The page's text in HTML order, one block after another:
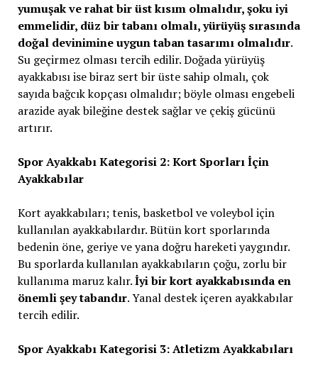
yumuşak ve rahat bir üst kısım olmalıdır, şoku iyi
emmelidir, düz bir tabanı olmalı, yürüyüş sırasında
doğal devinimine uygun taban tasarımı olmalıdır.
Su geçirmez olması tercih edilir. Doğada yürüyüş
ayakkabısı ise biraz sert bir üste sahip olmalı, çok
sayıda bağcık kopçası olmalıdır; böyle olması engebeli
arazide ayak bileğine destek sağlar ve çekiş gücünü
artırır.
Spor Ayakkabı Kategorisi 2: Kort Sporları İçin
Ayakkabılar
Kort ayakkabıları; tenis, basketbol ve voleybol için
kullanılan ayakkabılardır. Bütün kort sporlarında
bedenin öne, geriye ve yana doğru hareketi yaygındır.
Bu sporlarda kullanılan ayakkabıların çoğu, zorlu bir
kullanıma maruz kalır.İyi bir kort ayakkabısında en
önemli şey tabandır. Yanal destek içeren ayakkabılar
tercih edilir.
Spor Ayakkabı Kategorisi 3: Atletizm Ayakkabıları